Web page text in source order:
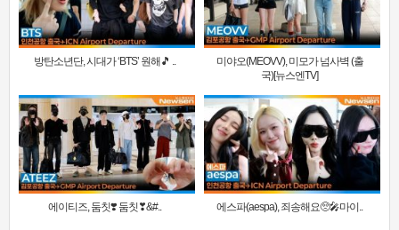
방탄소년단, 시대가 ‘BTS’ 원해🎵 ..
미야오(MEOVV), 미모가 넘사벽 (출
국)[뉴스엔TV]
에이티즈, 둠칫❣️ 둠칫❣&#.. 에스파(aespa), 죄송해요🥺🎤마이..